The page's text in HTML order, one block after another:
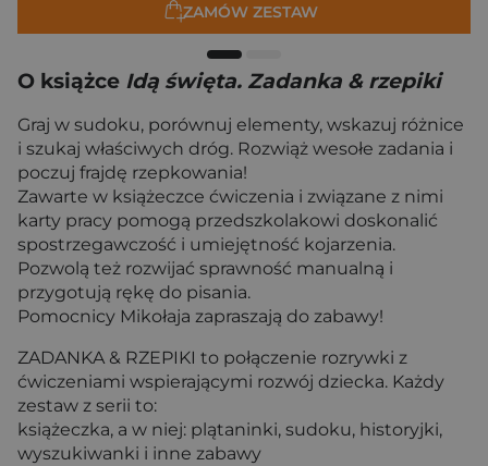
ZAMÓW ZESTAW
O książce Idą święta. Zadanka & rzepiki
Graj w sudoku, porównuj elementy, wskazuj różnice
i szukaj właściwych dróg. Rozwiąż wesołe zadania i
poczuj frajdę rzepkowania!
Zawarte w książeczce ćwiczenia i związane z nimi
karty pracy pomogą przedszkolakowi doskonalić
spostrzegawczość i umiejętność kojarzenia.
Pozwolą też rozwijać sprawność manualną i
przygotują rękę do pisania.
Pomocnicy Mikołaja zapraszają do zabawy!
ZADANKA & RZEPIKI to połączenie rozrywki z
ćwiczeniami wspierającymi rozwój dziecka. Każdy
zestaw z serii to:
książeczka, a w niej: plątaninki, sudoku, historyjki,
wyszukiwanki i inne zabawy